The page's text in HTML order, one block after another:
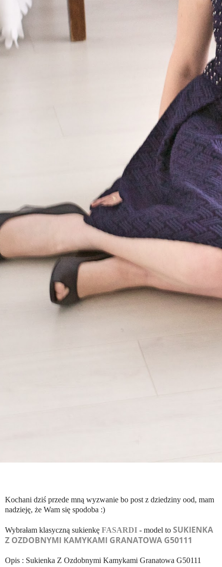
Kochani dziś przede mną wyzwanie bo post z dziedziny ood, mam
nadzieję, że Wam się spodoba :)
Wybrałam klasyczną sukienkę FASARDI - model to SUKIENKA
Z OZDOBNYMI KAMYKAMI GRANATOWA G50111
Opis : Sukienka Z Ozdobnymi Kamykami Granatowa G50111